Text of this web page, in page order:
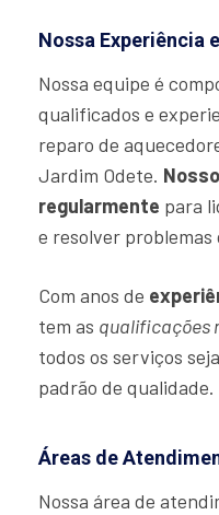
Nossa Experiência
Nossa equipe é
qualificados e
reparo de
Jardim Odete.
regularmente para
e resolver
Com anos de
tem as qualificações
todos os serviços
padrão de qualidade.
Áreas de
Nossa área de